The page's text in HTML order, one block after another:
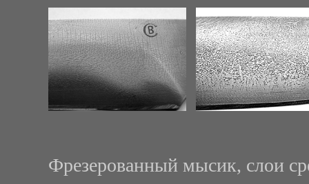
Фрезерованный мысик, слои